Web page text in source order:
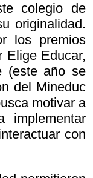
colegio de
originalidad.
los premios
Elige Educar,
(este año se
del Mineduc
motivar a
implementar
con